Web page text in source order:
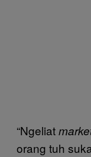
“Ngeliat
orang tuh